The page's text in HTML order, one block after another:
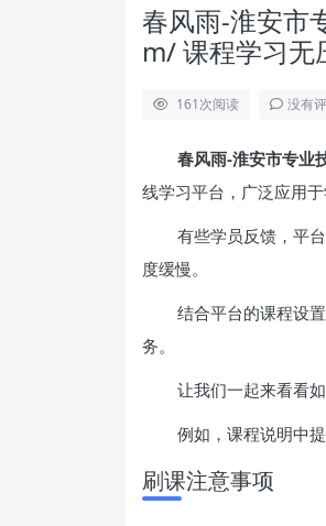
春风雨-淮安市
m/ 课程学习无
161次阅读 没有
春风雨-淮安市专
线学习平台，广泛应用
有些学员反馈，平
度缓慢。
结合平台的课程设
务。
让我们一起来看看
例如，课程说明中提
刷课注意事项